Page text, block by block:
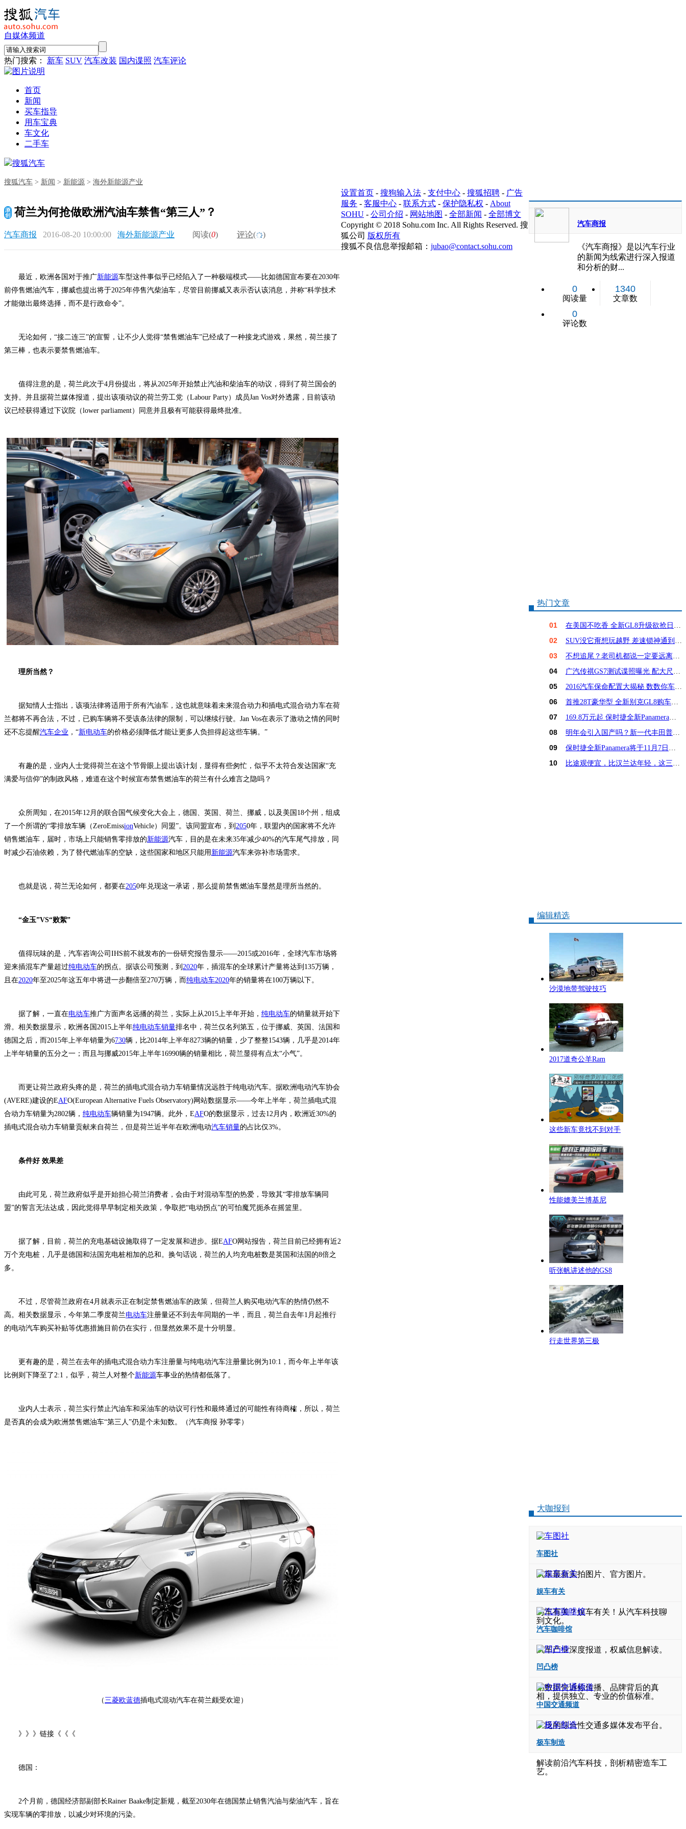
自媒体频道
热门搜索： 新车 SUV 汽车改装 国内谍照 汽车评论
首页
新闻
买车指导
用车宝典
车文化
二手车
搜狐汽车
搜狐汽车 > 新闻 > 新能源 > 海外新能源产业
荷兰为何抢做欧洲汽油车禁售“第三人”？
汽车商报 2016-08-20 10:00:00 海外新能源产业 阅读(0) 评论( )
最近，欧洲各国对于推广新能源车型这件事似乎已经陷入了一种极端模式——比如德国宣布要在2030年
前停售燃油汽车，挪威也提出将于2025年停售汽柴油车，尽管目前挪威又表示否认该消息，并称“科学技术
才能做出最终选择，而不是行政命令”。
无论如何，“接二连三”的宣誓，让不少人觉得“禁售燃油车”已经成了一种接龙式游戏，果然，荷兰接了
第三棒，也表示要禁售燃油车。
值得注意的是，荷兰此次于4月份提出，将从2025年开始禁止汽油和柴油车的动议，得到了荷兰国会的
支持。并且据荷兰媒体报道，提出该项动议的荷兰劳工党（Labour Party）成员Jan Vos对外透露，目前该动
议已经获得通过下议院（lower parliament）同意并且极有可能获得最终批准。
理所当然？
据知情人士指出，该项法律将适用于所有汽油车，这也就意味着未来混合动力和插电式混合动力车在荷
兰都将不再合法，不过，已购车辆将不受该条法律的限制，可以继续行驶。Jan Vos在表示了激动之情的同时
还不忘提醒汽车企业 ，“新电动车的价格必须降低才能让更多人负担得起这些车辆。”
有趣的是，业内人士觉得荷兰在这个节骨眼上提出该计划，显得有些匆忙，似乎不太符合发达国家“充
满爱与信仰”的制政风格，难道在这个时候宣布禁售燃油车的荷兰有什么难言之隐吗？
众所周知，在2015年12月的联合国气候变化大会上，德国、英国、荷兰、挪威，以及美国18个州，组成
了一个所谓的“零排放车辆（ZeroEmissionVehicle）同盟”。该同盟宣布，到 2050年，联盟内的国家将不允许
销售燃油车，届时，市场上只能销售零排放的新能源汽车，目的是在未来35年减少40%的汽车尾气排放，同
时减少石油依赖，为了替代燃油车的空缺，这些国家和地区只能用 新能源汽车来弥补市场需求。
也就是说，荷兰无论如何，都要在2050年兑现这一承诺，那么提前禁售燃油车显然是理所当然的。
“金玉”VS“败絮”
值得玩味的是，汽车咨询公司IHS前不就发布的一份研究报告显示——2015或2016年，全球汽车市场将
迎来插混车产量超过纯电动车的拐点。据该公司预测，到 2020年，插混车的全球累计产量将达到135万辆，
且在2020年至2025年这五年中将进一步翻倍至270万辆，而纯电动车2020年的销量将在100万辆以下。
据了解，一直在电动车推广方面声名远播的荷兰，实际上从2015上半年开始， 纯电动车的销量就开始下
滑。相关数据显示，欧洲各国2015上半年纯电动车销量排名中，荷兰仅名列第五，位于挪威、英国、法国和
德国之后，而2015年上半年销量为6730辆，比2014年上半年8273辆的销量，少了整整1543辆，几乎是2014年
上半年销量的五分之一；而且与挪威2015年上半年16990辆的销量相比，荷兰显得有点太“小气”。
而更让荷兰政府头疼的是，荷兰的插电式混合动力车销量情况远胜于纯电动汽车。据欧洲电动汽车协会
(AVERE)建设的EAFO(European Alternative Fuels Observatory)网站数据显示——今年上半年，荷兰插电式混
合动力车销量为2802辆， 纯电动车辆销量为1947辆。此外，EAFO的数据显示，过去12月内，欧洲近30%的
插电式混合动力车销量贡献来自荷兰，但是荷兰近半年在欧洲电动汽车销量的占比仅3%。
条件好 效果差
由此可见，荷兰政府似乎是开始担心荷兰消费者，会由于对混动车型的热爱，导致其“零排放车辆同
盟”的誓言无法达成，因此觉得早早制定相关政策，争取把“电动拐点”的可怕魔咒扼杀在摇篮里。
据了解，目前，荷兰的充电基础设施取得了一定发展和进步。据EAFO网站报告，荷兰目前已经拥有近2
万个充电桩，几乎是德国和法国充电桩相加的总和。换句话说，荷兰的人均充电桩数是英国和法国的8倍之
多。
不过，尽管荷兰政府在4月就表示正在制定禁售燃油车的政策，但荷兰人购买电动汽车的热情仍然不
高。相关数据显示，今年第二季度荷兰电动车注册量还不到去年同期的一半，而且，荷兰自去年1月起推行
的电动汽车购买补贴等优惠措施目前仍在实行，但显然效果不是十分明显。
更有趣的是，荷兰在去年的插电式混合动力车注册量与纯电动汽车注册量比例为10:1，而今年上半年该
比例则下降至了2:1，似乎，荷兰人对整个新能源车事业的热情都低落了。
业内人士表示，荷兰实行禁止汽油车和采油车的动议可行性和最终通过的可能性有待商榷，所以，荷兰
是否真的会成为欧洲禁售燃油车“第三人”仍是个未知数。（汽车商报 孙零零）
（三菱欧蓝德插电式混动汽车在荷兰颇受欢迎）
》》》链接《《《
德国：
2个月前，德国经济部副部长Rainer Baake制定新规，截至2030年在德国禁止销售汽油与柴油汽车，旨在
实现车辆的零排放，以减少对环境的污染。
汽车商报
《汽车商报》是以汽车行业
的新闻为线索进行深入报道
和分析的财...
0
阅读量
1340
文章数
0
评论数
热门文章
01 在美国不吃香 全新GL8升级欲抢日系饭碗？
02 SUV没它甭想玩越野 差速锁神通到底有多大？
03 不想追尾？老司机都说一定要远离这6种车！
04 广汽传祺GS7测试谍照曝光 配大尺寸屏幕
05 2016汽车保命配置大揭秘 数数你车占几样？
06 首推28T豪华型 全新别克GL8购车手册
07 169.8万元起 保时捷全新Panamera亚洲首发
08 明年会引入国产吗？新一代丰田普锐斯解析
09 保时捷全新Panamera将于11月7日亚洲首发
10 比途观便宜，比汉兰达年轻，这三款15万SUV怎么选
编辑精选
沙漠地带驾驶技巧
2017道奇公羊Ram
这些新车竟找不到对手
性能媲美兰博基尼
听张帆讲述他的GS8
行走世界第三极
大咖报到
车图社
汽车最新实拍图片、官方图片。
娱车有关
与车有关？娱车有关！从汽车科技聊
到文化。
汽车咖啡馆
汽车产业深度报道，权威信息解读。
凹凸榜
用数据告诉你传播、品牌背后的真
相，提供独立、专业的价值标准。
中国交通频道
广泛的综合性交通多媒体发布平台。
极车制造
解读前沿汽车科技，剖析精密造车工
艺。
设置首页 - 搜狗输入法 - 支付中心 - 搜狐招聘 - 广告
服务 - 客服中心 - 联系方式 - 保护隐私权 - About
SOHU - 公司介绍 - 网站地图 - 全部新闻 - 全部博文
Copyright © 2018 Sohu.com Inc. All Rights Reserved. 搜
狐公司 版权所有
搜狐不良信息举报邮箱： jubao@contact.sohu.com